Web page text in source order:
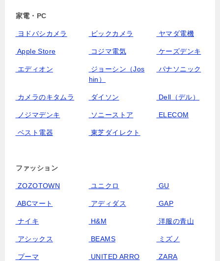
家電・PC
ヨドバシカメラ ビックカメラ ヤマダ電機
Apple Store コジマ電気 ケーズデンキ
エディオン
ジョーシン（Jos
hin）
パナソニック
カメラのキタムラ ダイソン Dell（デル）
ノジマデンキ ソニーストア ELECOM
ベスト電器 東芝ダイレクト
ファッション
ZOZOTOWN ユニクロ GU
ABCマート アディダス GAP
ナイキ H&M 洋服の青山
アシックス BEAMS ミズノ
プーマ
UNITED ARRO
ZARA